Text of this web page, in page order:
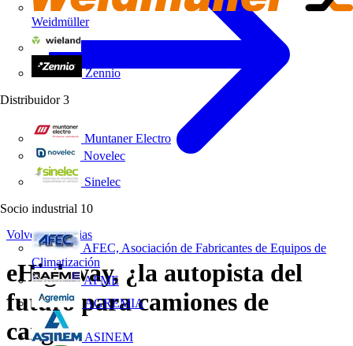
Weidmüller
Zennio
Distribuidor 3
Muntaner Electro
Novelec
Sinelec
Socio industrial 10
AFEC, Asociación de Fabricantes de Equipos de
Climatización
AFME
AGREMIA
ASINEM
Volver a Noticias
eHighway, ¿la autopista del
futuro para camiones de
carga?